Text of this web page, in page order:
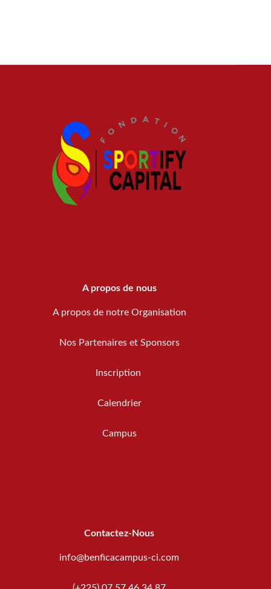
A propos de nous
A propos de notre Organisation
Nos Partenaires et Sponsors
Inscription
Calendrier
Campus
Contactez-Nous
info@benficacampus-ci.com